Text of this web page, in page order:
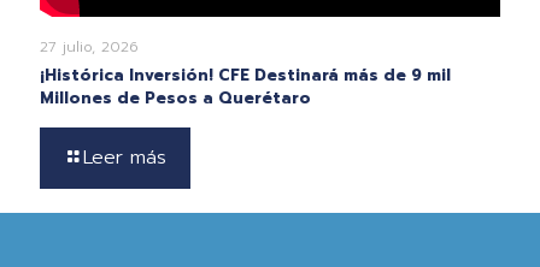
27 julio, 2026
¡Histórica Inversión! CFE Destinará más de 9 mil
Millones de Pesos a Querétaro
Leer más